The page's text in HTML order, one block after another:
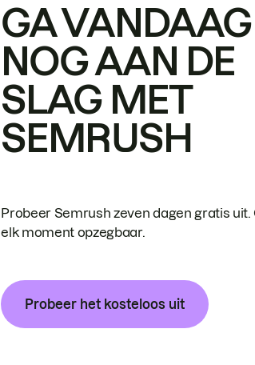
GA VANDAAG
NOG AAN DE
SLAG MET
SEMRUSH
Probeer Semrush zeven dagen gratis uit.
elk moment opzegbaar.
Probeer het kosteloos uit